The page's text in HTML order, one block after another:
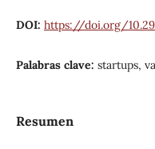
DOI: https://doi.org/
Palabras clave: startups,
Resumen